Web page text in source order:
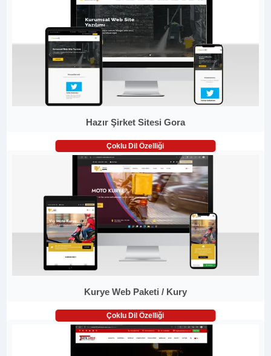
Hazır Şirket Sitesi Gora
Çoklu Dil Özelliği
Kurye Web Paketi / Kury
Çoklu Dil Özelliği